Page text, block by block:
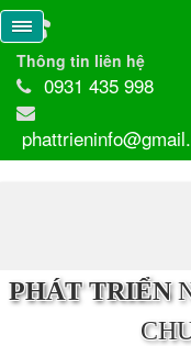
Thông tin liên hệ
0931 435 998
PHÁT TRIỂN